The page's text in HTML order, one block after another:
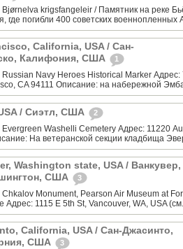
Bjørnelva krigsfangeleir / Памятник на реке
где погибли 400 советских военнопленных
California, USA / Сан-
Калифония, США
1
Russian Navy Heroes Historical Marker
CA 94111 Описание: на набережной
/ Сиэтл, США 2
Evergreen Washelli Cemetery Адрес: 11220
На ветеранской секции кладбища
Washington state, USA / Ванкувер,
США
3
Monument, Pearson Air Museum at
Адрес: 1115 E 5th St, Vancouver, WA, USA
California, USA / Сан-Джасинто,
США
3